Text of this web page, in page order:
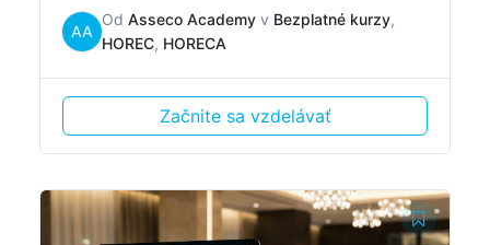
AA
Od Asseco Academy v Bezplatné kurzy,
HOREC, HORECA
Začnite sa vzdelávať